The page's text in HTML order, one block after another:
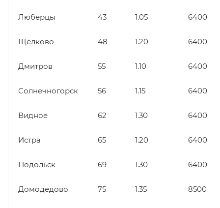
Люберцы 43 1.05 6400
Щёлково 48 1.20 6400
Дмитров 55 1.10 6400
Солнечногорск 56 1.15 6400
Видное 62 1.30 6400
Истра 65 1.20 6400
Подольск 69 1.30 6400
Домодедово 75 1.35 8500